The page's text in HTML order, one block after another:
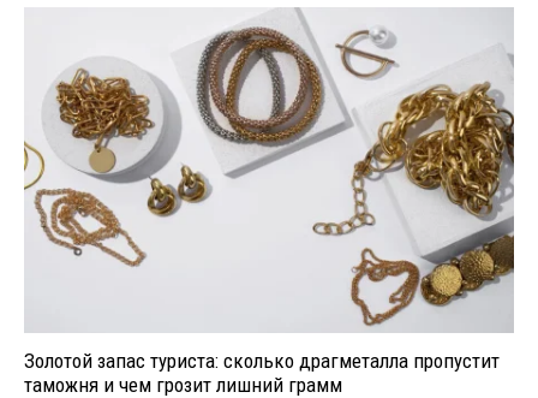
Золотой запас туриста: сколько драгметалла пропустит
таможня и чем грозит лишний грамм